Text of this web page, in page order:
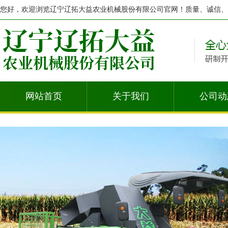
您好，欢迎浏览辽宁辽拓大益农业机械股份有限公司官网！质量、诚信
网站首页 关于我们 公司